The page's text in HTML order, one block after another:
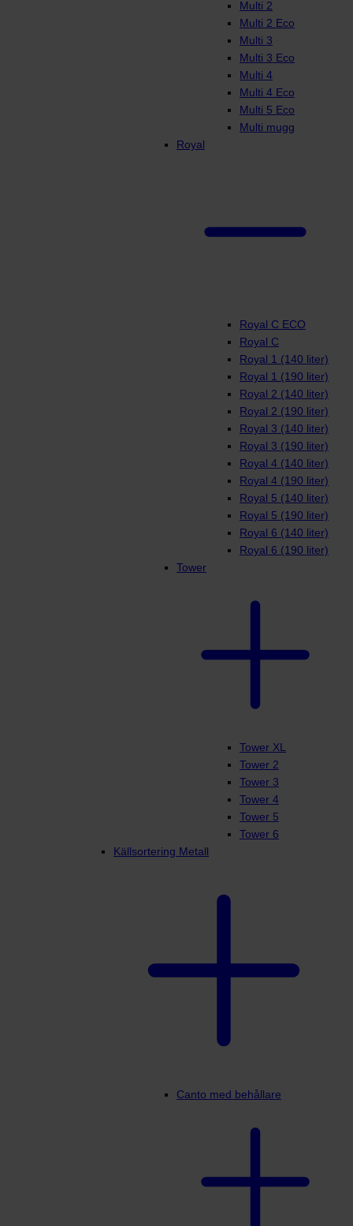
Multi 2
Multi 2 Eco
Multi 3
Multi 3 Eco
Multi 4
Multi 4 Eco
Multi 5 Eco
Multi mugg
Royal
Royal C ECO
Royal C
Royal 1 (140 liter)
Royal 1 (190 liter)
Royal 2 (140 liter)
Royal 2 (190 liter)
Royal 3 (140 liter)
Royal 3 (190 liter)
Royal 4 (140 liter)
Royal 4 (190 liter)
Royal 5 (140 liter)
Royal 5 (190 liter)
Royal 6 (140 liter)
Royal 6 (190 liter)
Tower
Tower XL
Tower 2
Tower 3
Tower 4
Tower 5
Tower 6
Källsortering Metall
Canto med behållare